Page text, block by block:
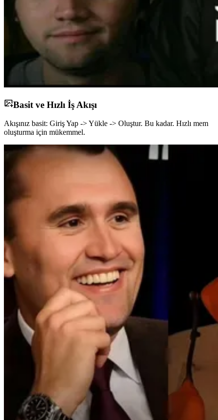
Basit ve Hızlı İş Akışı
Akışınız basit: Giriş Yap -> Yükle -> Oluştur. Bu kadar. Hızlı mem
oluşturma için mükemmel.